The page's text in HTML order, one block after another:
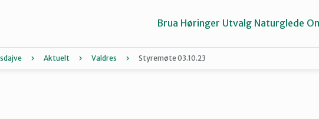
Brua Høringer Utvalg Naturglede
Aktuelt Valdres Styremøte 03.10.23